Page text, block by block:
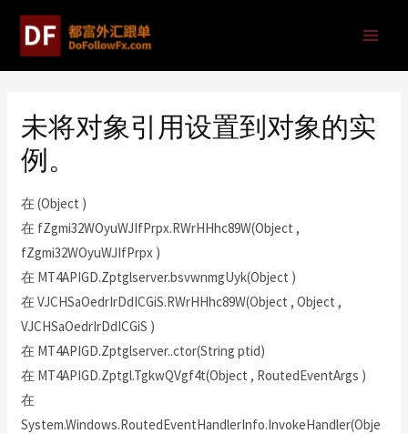
未将对象引用设置到对象的实
例。
在 (Object )
在 fZgmi32WOyuWJIfPrpx.RWrHHhc89W(Object ,
fZgmi32WOyuWJIfPrpx )
在 MT4APIGD.Zptglserver.bsvwnmgUyk(Object )
在 VJCHSaOedrIrDdICGiS.RWrHHhc89W(Object , Object ,
VJCHSaOedrIrDdICGiS )
在 MT4APIGD.Zptglserver..ctor(String ptid)
在 MT4APIGD.Zptgl.TgkwQVgf4t(Object , RoutedEventArgs )
在
System.Windows.RoutedEventHandlerInfo.InvokeHandler(Obje